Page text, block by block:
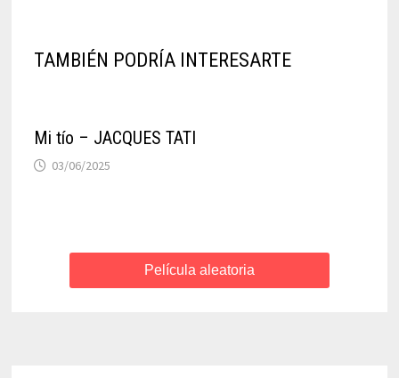
TAMBIÉN PODRÍA INTERESARTE
Mi tío – JACQUES TATI
03/06/2025
Película aleatoria